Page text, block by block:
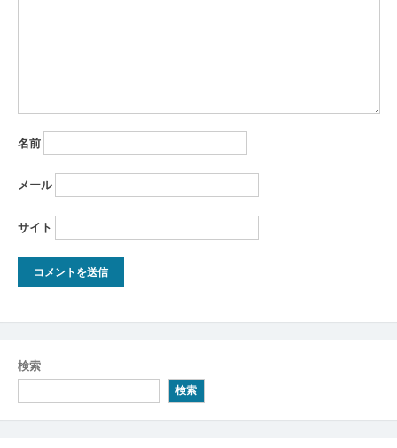
名前
メール
サイト
検索
検索